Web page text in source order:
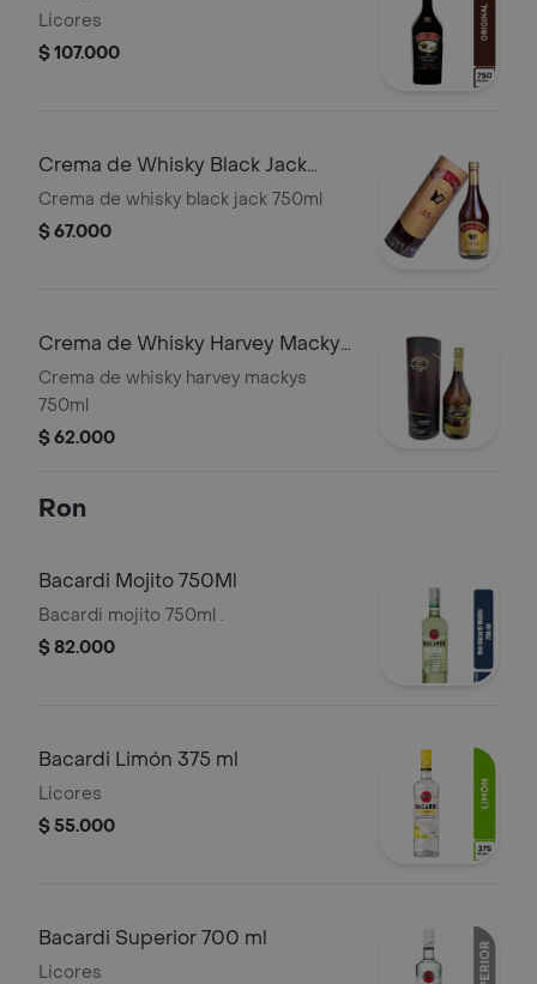
Licores
$ 107.000
Crema de Whisky Black Jack
750ml
Crema de whisky black jack 750ml
$ 67.000
Crema de Whisky Harvey Mackys
750ml
Crema de whisky harvey mackys
750ml
$ 62.000
Ron
Bacardi Mojito 750Ml
Bacardi mojito 750ml .
$ 82.000
Bacardi Limón 375 ml
Licores
$ 55.000
Bacardi Superior 700 ml
Licores